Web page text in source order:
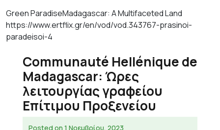
Green ParadiseMadagascar: A Multifaceted Land
https://www.ertflix.gr/en/vod/vod.343767-prasinoi-
paradeisoi-4
Communauté Hellénique de
Madagascar: Ώρες
λειτουργίας γραφείου
Επίτιμου Προξενείου
Posted on 1 Νοεμβρίου, 2023